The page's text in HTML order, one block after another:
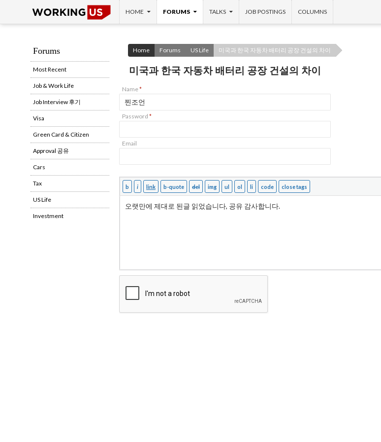
SKIP TO CONTENT
HOME FORUMS TALKS JOB POSTINGS COLUMNS
Home Forums US Life 미국과 한국 자동차 배터리 공장 건설의 차이
미국과 한국 자동차 배터리 공장 건설의 차이
Name*
Password *
Email
Forums
Most Recent
Job & Work Life
Job Interview 후기
Visa
Green Card & Citizen
Approval 공유
Cars
Tax
US Life
Investment